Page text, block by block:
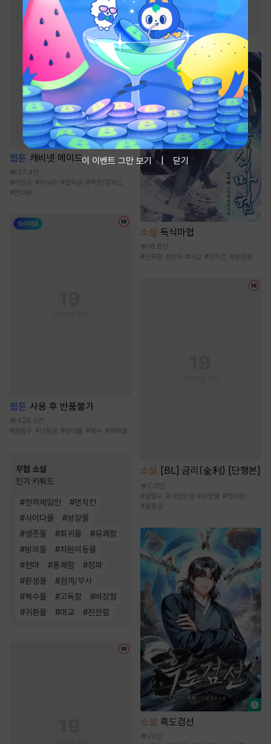
웹툰 캐비넷 메이드
37.4만
#미인공 #자낮수 #집착공 #학원/캠퍼스
#현대물
웹툰 사용 후 반품불가
428.5만
#굴림수 #난폭공 #현대물 #복수 #피폐물
무협 소설
인기 키워드
#천하제일인 #먼치킨
#사이다물 #성장물
#생존물 #회귀물 #유쾌함
#빙의물 #차원이동물
#천마 #통쾌함 #정파
#환생물 #검객/무사
#복수물 #고독함 #비장함
#귀환물 #마교 #잔잔함
#연하공
연상수
#미인수
소설 독식마협
18.6만
#신무협 #천마 #마교 #먼치킨 #환생물
소설 [BL] 금리(金利) [단행본]
2.3만
#굴림수 #사랑꾼공 #성장물 #첫사랑
#절륜공
소설 흑도검선
20만
이 이벤트 그만 보기 닫기